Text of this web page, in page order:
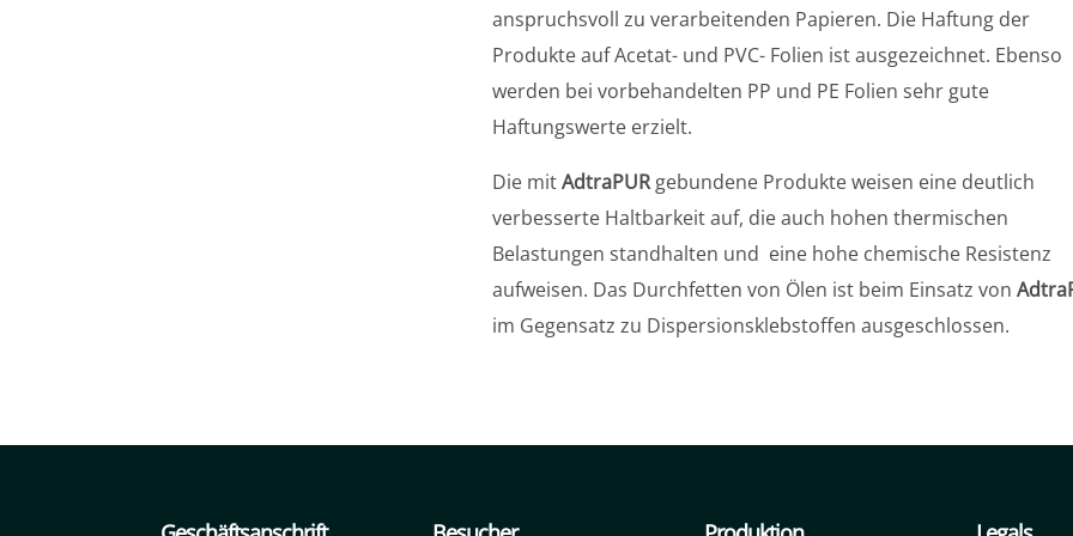
anspruchsvoll zu verarbeitenden Papieren. Die Haftung der
Produkte auf Acetat- und PVC- Folien ist ausgezeichnet. Ebenso
werden bei vorbehandelten PP und PE Folien sehr gute
Haftungswerte erzielt.
Die mitAdtraPURgebundene Produkte weisen eine deutlich
verbesserte Haltbarkeit auf, die auch hohen thermischen
Belastungen standhalten und eine hohe chemische Resistenz
aufweisen. Das Durchfetten von Ölen ist beim Einsatz von
im Gegensatz zu Dispersionsklebstoffen ausgeschlossen.